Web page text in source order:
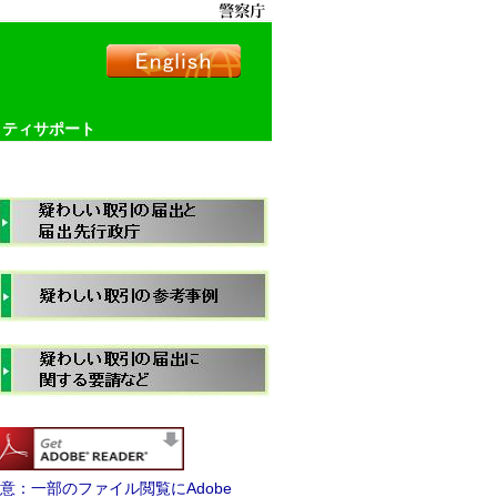
ィサポート
：一部のファイル閲覧にAdobe